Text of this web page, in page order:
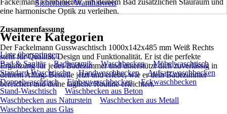
Fackelmann kombinieren, um deinem Bad zusätzlichen Stauraum und
eine harmonische Optik zu verleihen.
Zusammenfassung
Der Fackelmann Gusswaschtisch 1000x142x485 mm Weiß Rechts
steht für Qualität, Design und Funktionalität. Er ist die perfekte
Ergänzung für jedes Badezimmer und unterstützt dich zuverlässig in
deinem Alltag. Bestelle jetzt und erlebe, wie er dein Badezimmer
bereichert und deine tägliche Routine erleichtert.
Sicherheits-/Warnhinweis
Weitere Kategorien
Liste überspringen
Bad & Sanitär
Badkeramik Waschbecken
Möbelwaschtisch
Standard-Waschtische
Handwaschbecken
Aufsatzwaschbecken
Doppelwaschtisch
Einbauwaschbecken
Eckwaschbecken
Stand-Waschtisch
Waschbecken aus Beton
Waschbecken aus Naturstein
Waschbecken aus Metall
Waschbecken aus Glas